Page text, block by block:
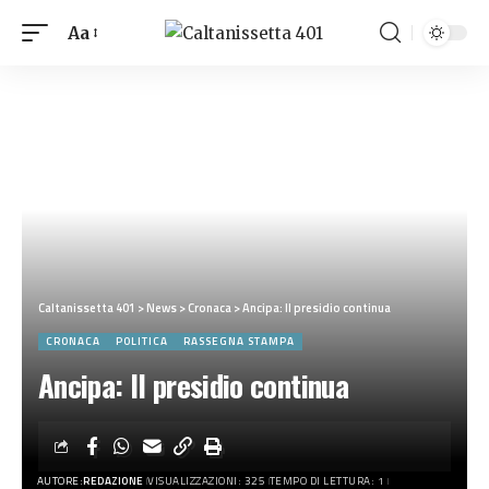
Aa
Caltanissetta 401 >News>Cronaca>Ancipa: Il presidio continua
CRONACA POLITICA RASSEGNA STAMPA
Ancipa: Il presidio continua
AUTORE:REDAZIONE VISUALIZZAZIONI: 325 TEMPO DI LETTURA: 1